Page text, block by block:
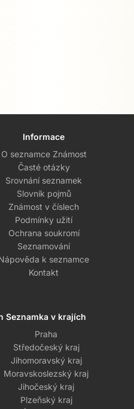
Informace
O seznamce Známost
Časté otázky
Srovnání seznamek
Slovník pojmů
Známost v číslech
Podmínky užití
Ochrana soukromí
Seznamování
k seznamce
Kontakt
Seznamka v krajích
Praha
Středočeský kraj
Jihomoravský kraj
Moravskoslezský kraj
Jihočeský kraj
Plzeňský kraj